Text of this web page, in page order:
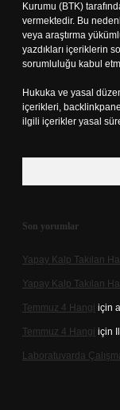
Kurumu (BTK)
vermektedir. Bu
veya araştırma
yazdıkları içeriklerin
sorumluluğu kabul
Hukuka ve yasal
içerikleri,
ilgili içerikler yasal
Son yorumlar
Yapay Kalp Takılan
Yapay Kalp Takılan
Temmuz 4 Hangi için
Temmuz 4 Hangi için
Laboratuvarda